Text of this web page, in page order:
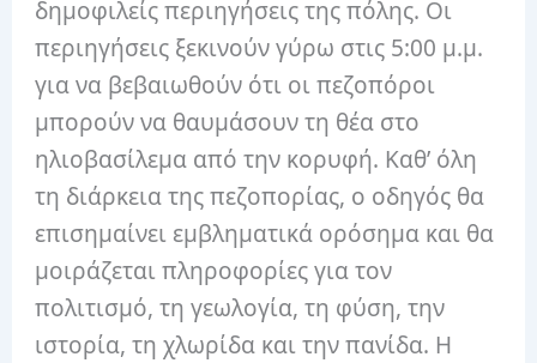
δημοφιλείς περιηγήσεις της πόλης. Οι
περιηγήσεις ξεκινούν γύρω στις 5:00 μ.μ.
για να βεβαιωθούν ότι οι πεζοπόροι
μπορούν να θαυμάσουν τη θέα στο
ηλιοβασίλεμα από την κορυφή. Καθ’ όλη
τη διάρκεια της πεζοπορίας, ο οδηγός θα
επισημαίνει εμβληματικά ορόσημα και θα
μοιράζεται πληροφορίες για τον
πολιτισμό, τη γεωλογία, τη φύση, την
ιστορία, τη χλωρίδα και την πανίδα. Η